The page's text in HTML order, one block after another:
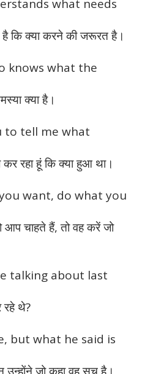
what needs
कि क्या करने की जरूरत है।
knows what the
क्या है।
to tell me what
रहा हूं कि क्या हुआ था।
want, do what you
चाहते हैं, तो वह करें जो
talking about last
रहे थे?
but what he said is